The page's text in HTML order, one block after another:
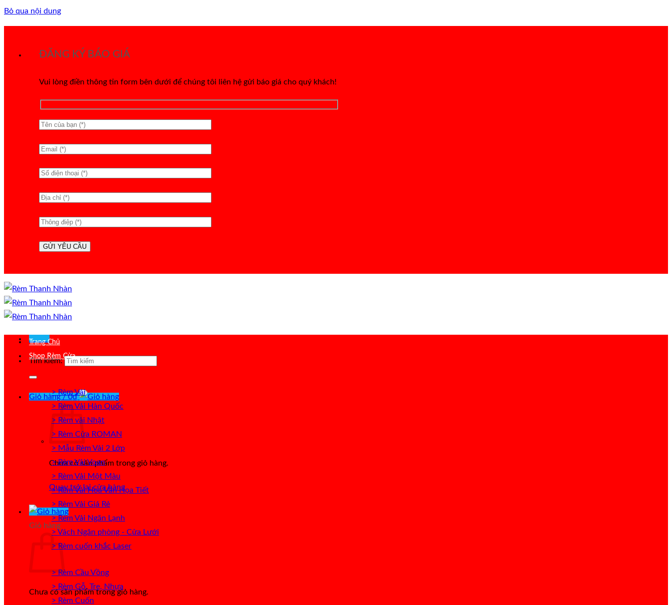
Bỏ qua nội dung
ĐĂNG KÝ BÁO GIÁ
Vui lòng điền thông tin form bên dưới để chúng tôi liên hệ gửi báo giá cho quý khách!
Menu
Tìm kiếm:
Giỏ hàng /0₫
Chưa có sản phẩm trong giỏ hàng.
Quay trở lại cửa hàng
Giỏ hàng
Chưa có sản phẩm trong giỏ hàng.
Trang Chủ
Shop Rèm Cửa
> Rèm Vải
> Rèm Vải Hàn Quốc
> Rèm vải Nhật
> Rèm Cửa ROMAN
> Mẫu Rèm Vải 2 Lớp
> Rèm Vải Voan
> Rèm Vải Một Màu
> Rèm Vải Hoa Văn Họa Tiết
> Rèm Vải Giá Rẻ
> Rèm Vải Ngăn Lạnh
> Vách Ngăn phòng - Cửa Lưới
> Rèm cuốn khắc Laser
> Rèm Cầu Vồng
> Rèm Gỗ, Tre, Nhựa
> Rèm Cuốn